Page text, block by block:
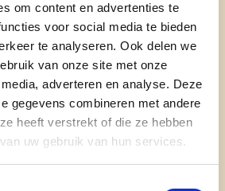
om content en advertenties te
voor social media te bieden
te analyseren. Ook delen we
van onze site met onze
adverteren en analyse. Deze
gegevens combineren met andere
heeft verstrekt of die ze hebben
uw gebruik van hun services.